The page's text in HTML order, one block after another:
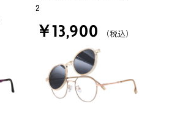
2
￥13,900 （税込）